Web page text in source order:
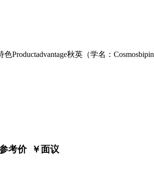
Productadvantage秋英（学名：
考价 ￥面议